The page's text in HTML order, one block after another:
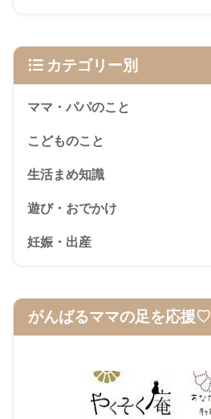
カテゴリー別
ママ・パパのこと
こどものこと
生活まめ知識
遊び・おでかけ
妊娠・出産
がんばるママの足を応援♡